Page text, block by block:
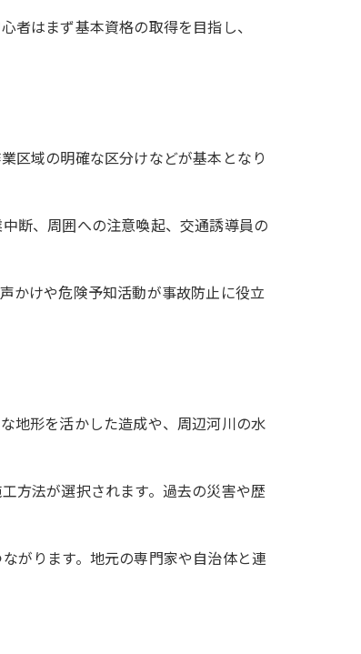
者はまず基本資格の取得を目指し、
区域の明確な区分けなどが基本となり
断、周囲への注意喚起、交通誘導員の
かけや危険予知活動が事故防止に役立
地形を活かした造成や、周辺河川の水
方法が選択されます。過去の災害や歴
がります。地元の専門家や自治体と連